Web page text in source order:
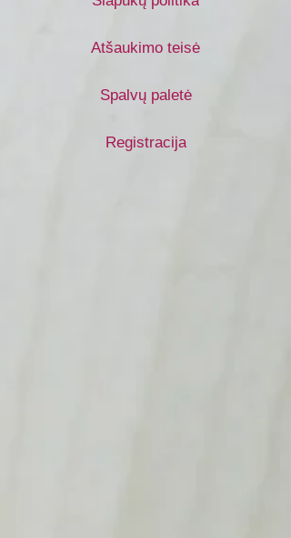
Atšaukimo teisė
Spalvų paletė
Registracija